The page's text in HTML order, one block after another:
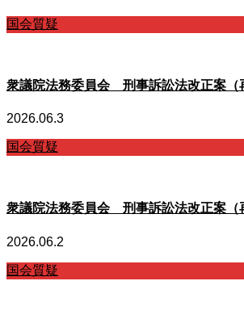
国会質疑
衆議院法務委員会 刑事訴訟法改正案
2026.06.3
国会質疑
衆議院法務委員会 刑事訴訟法改正案
2026.06.2
国会質疑